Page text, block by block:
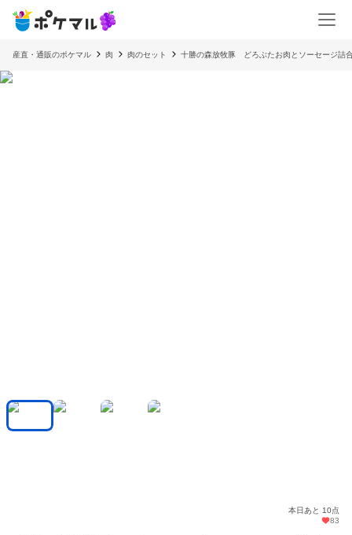
産直・通販のポケマル 肉 肉のセット 十勝の森放牧豚 どろぶたお肉とソーセージ詰
本日あと 10点
83